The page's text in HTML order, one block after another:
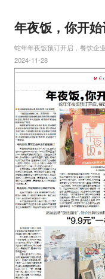
年夜饭，你开
蛇年年夜饭预订开启，餐饮企
2024-11-28